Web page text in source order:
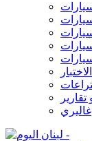
غاليري